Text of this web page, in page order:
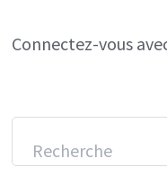
Connectez-vous